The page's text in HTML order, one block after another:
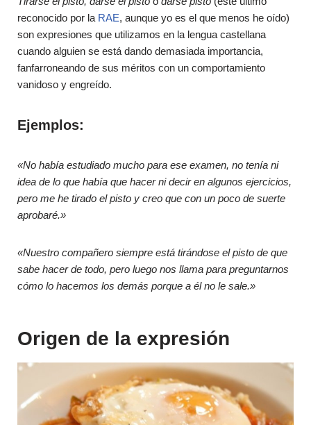
reconocido por la RAE, aunque yo es el que menos he oído)
son expresiones que utilizamos en la lengua castellana
cuando alguien se está dando demasiada importancia,
fanfarroneando de sus méritos con un comportamiento
vanidoso y engreído.
Ejemplos:
«No había estudiado mucho para ese examen, no tenía ni
idea de lo que había que hacer ni decir en algunos ejercicios,
pero me he tirado el pisto y creo que con un poco de suerte
aprobaré.»
«Nuestro compañero siempre está tirándose el pisto de que
sabe hacer de todo, pero luego nos llama para preguntarnos
cómo lo hacemos los demás porque a él no le sale.»
Origen de la expresión